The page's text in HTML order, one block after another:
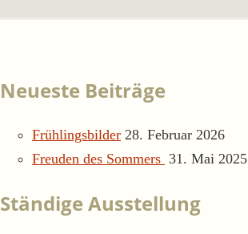
Neueste Beiträge
Frühlingsbilder 28. Februar 2026
Freuden des Sommers 31. Mai 2025
Ständige Ausstellung